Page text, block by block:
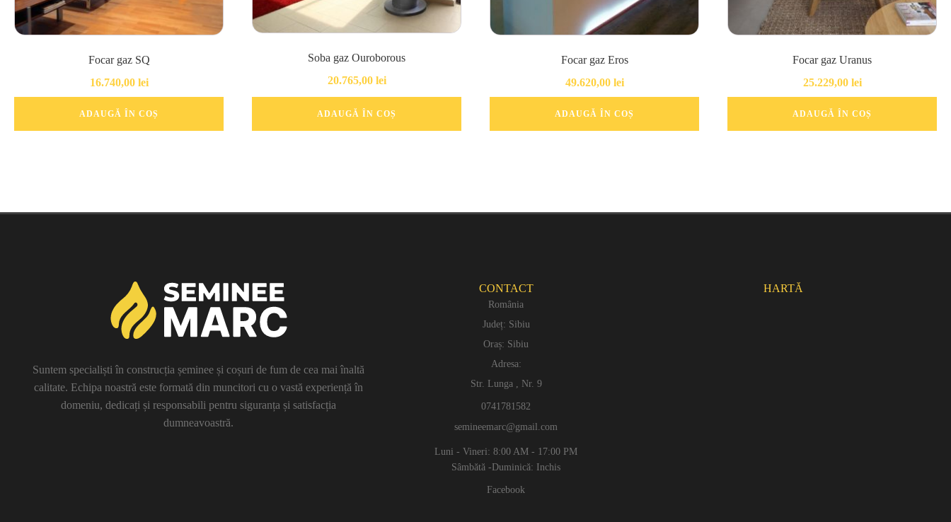
Focar gaz SQ
16.740,00 lei
ADAUGĂ ÎN COȘ
Soba gaz Ouroborous
20.765,00 lei
ADAUGĂ ÎN COȘ
Focar gaz Eros
49.620,00 lei
ADAUGĂ ÎN COȘ
Focar gaz Uranus
25.229,00 lei
ADAUGĂ ÎN COȘ
Suntem specialiști în construcția șeminee și coșuri de fum de cea mai înaltă
calitate. Echipa noastră este formată din muncitori cu o vastă experiență în
domeniu, dedicați și responsabili pentru siguranța și satisfacția
dumneavoastră.
CONTACT
România
Județ: Sibiu
Oraș: Sibiu
Adresa:
Str. Lunga , Nr. 9
0741781582
semineemarc@gmail.com
Luni - Vineri: 8:00 AM - 17:00 PM
Sâmbătă -Duminică: Inchis
Facebook
HARTĂ